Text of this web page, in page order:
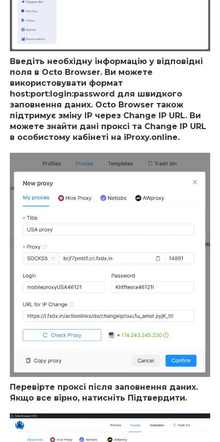
Введіть необхідну інформацію у відповідні
поля в Octo Browser. Ви можете
використовувати формат
host:port:login:password для швидкого
заповнення даних. Octo Browser також
підтримує зміну IP через Change IP URL. Ви
можете знайти дані проксі та Change IP URL
в особистому кабінеті на iProxy.online.
Перевірте проксі після заповнення даних.
Якщо все вірно, натисніть Підтвердити.